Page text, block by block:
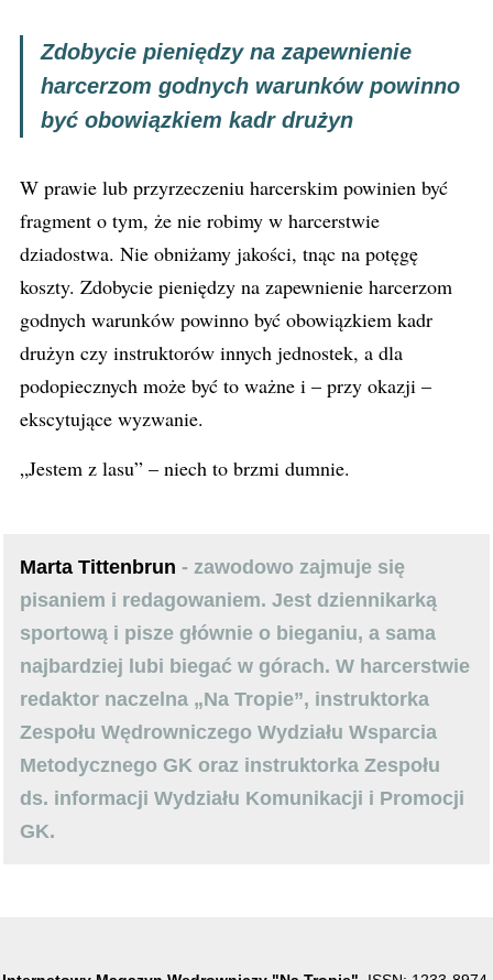
Zdobycie pieniędzy na zapewnienie
harcerzom godnych warunków powinno
być obowiązkiem kadr drużyn
W prawie lub przyrzeczeniu harcerskim powinien być
fragment o tym, że nie robimy w harcerstwie
dziadostwa. Nie obniżamy jakości, tnąc na potęgę
koszty. Zdobycie pieniędzy na zapewnienie harcerzom
godnych warunków powinno być obowiązkiem kadr
drużyn czy instruktorów innych jednostek, a dla
podopiecznych może być to ważne i – przy okazji –
ekscytujące wyzwanie.
„Jestem z lasu” – niech to brzmi dumnie.
Marta Tittenbrun - zawodowo zajmuje się
pisaniem i redagowaniem. Jest dziennikarką
sportową i pisze głównie o bieganiu, a sama
najbardziej lubi biegać w górach. W harcerstwie
redaktor naczelna „Na Tropie”, instruktorka
Zespołu Wędrowniczego Wydziału Wsparcia
Metodycznego GK oraz instruktorka Zespołu
ds. informacji Wydziału Komunikacji i Promocji
GK.